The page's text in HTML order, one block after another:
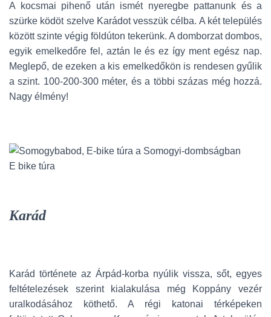
A kocsmai pihenő után ismét nyeregbe pattanunk és a
szürke ködöt szelve Karádot vesszük célba. A két település
között szinte végig földúton tekerünk. A domborzat dombos,
egyik emelkedőre fel, aztán le és ez így ment egész nap.
Meglepő, de ezeken a kis emelkedőkön is rendesen gyűlik
a szint. 100-200-300 méter, és a többi százas még hozzá.
Nagy élmény!
E bike túra
Karád
Karád története az Árpád-korba nyúlik vissza, sőt, egyes
feltételezések szerint kialakulása még Koppány vezér
uralkodásához köthető. A régi katonai térképeken